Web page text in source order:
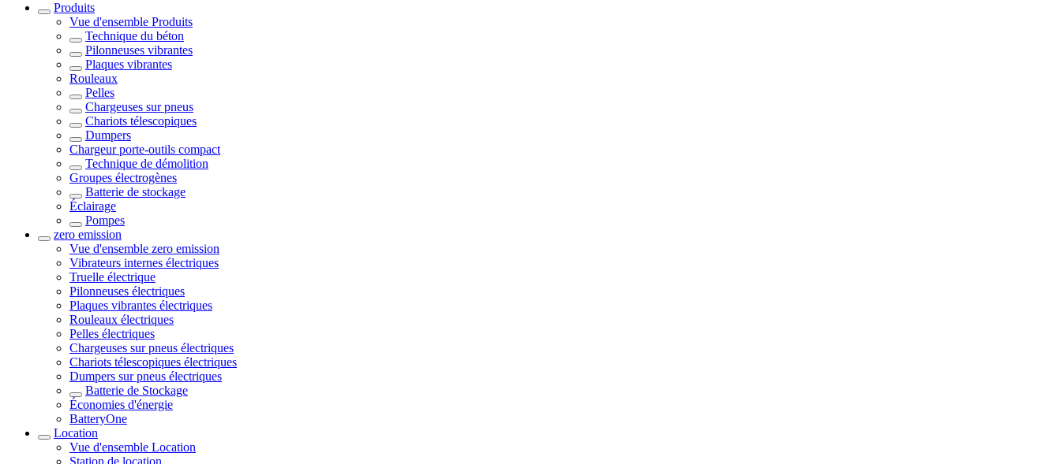
Produits
Vue d'ensemble Produits
Technique du béton
Pilonneuses vibrantes
Plaques vibrantes
Rouleaux
Pelles
Chargeuses sur pneus
Chariots télescopiques
Dumpers
Chargeur porte-outils compact
Technique de démolition
Groupes électrogènes
Batterie de stockage
Éclairage
Pompes
zero emission
Vue d'ensemble zero emission
Vibrateurs internes électriques
Truelle électrique
Pilonneuses électriques
Plaques vibrantes électriques
Rouleaux électriques
Pelles électriques
Chargeuses sur pneus électriques
Chariots télescopiques électriques
Dumpers sur pneus électriques
Batterie de Stockage
Économies d'énergie
BatteryOne
Location
Vue d'ensemble Location
Station de location